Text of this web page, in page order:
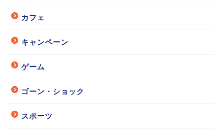
カフェ
キャンペーン
ゲーム
ゴーン・ショック
スポーツ